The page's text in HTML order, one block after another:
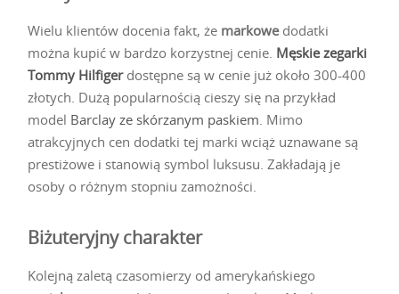
Wielu klientów docenia fakt, że markowedodatki
można kupić w bardzo korzystnej cenie. Męskie zegarki
Tommy Hilfigerdostępne są w cenie już około 300-400
złotych. Dużą popularnością cieszy się na przykład
model Barclay ze skórzanym paskiem. Mimo
atrakcyjnych cen dodatki tej marki wciąż uznawane są
prestiżowe i stanowią symbol luksusu. Zakładają je
osoby o różnym stopniu zamożności.
Biżuteryjny charakter
Kolejną zaletą czasomierzy od amerykańskiego